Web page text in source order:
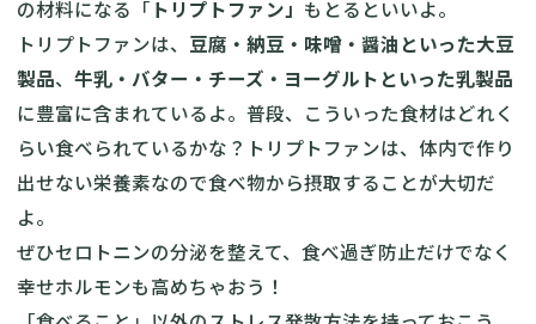
の材料になる「 トリプトファン」 もとるといいよ。
トリプトファンは、 豆腐・納豆・味噌・醤油といった大豆
製品、 牛乳・バター・チーズ・ヨーグルトといった乳製品
に豊富に含まれているよ。普段、こういった食材はどれく
らい食べられているかな？トリプトファンは、体内で作り
出せない栄養素なので食べ物から摂取することが大切だ
よ。
ぜひセロトニンの分泌を整えて、食べ過ぎ防止だけでなく
幸せホルモンも高めちゃおう！